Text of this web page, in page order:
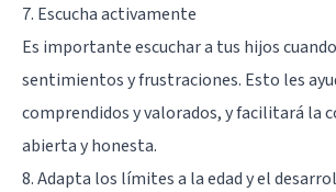
7. Escucha activamente
Es importante escuchar a tus hijos
sentimientos y frustraciones. Esto les
comprendidos y valorados, y facilitará la
abierta y honesta.
8. Adapta los límites a la edad y el